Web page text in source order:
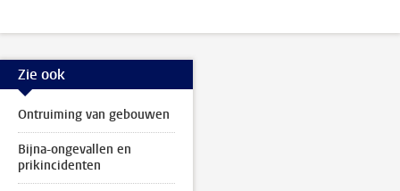
Zie ook
Ontruiming van gebouwen
Bijna-ongevallen en
prikincidenten